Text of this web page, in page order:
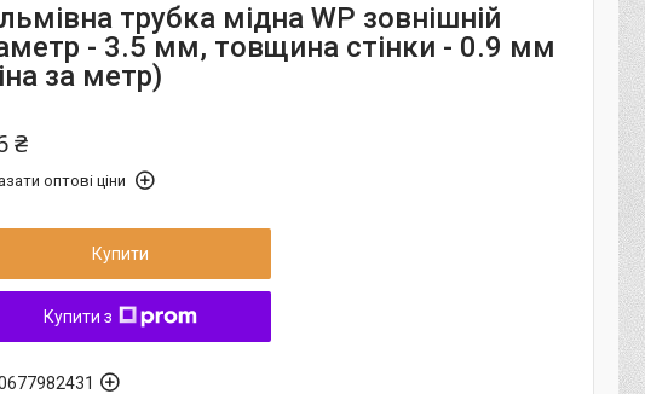
трубка мідна WP зовнішній
- 3.5 мм, товщина стінки - 0.9 мм
за метр)
₴
оптові ціни
Купити
Купити з